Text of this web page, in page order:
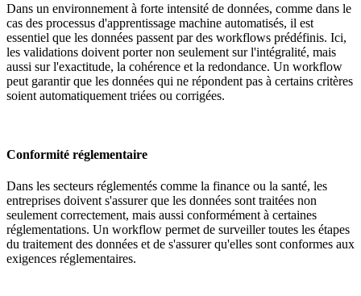
Dans un environnement à forte intensité de données, comme dans le
cas des processus d'apprentissage machine automatisés, il est
essentiel que les données passent par des workflows prédéfinis. Ici,
les validations doivent porter non seulement sur l'intégralité, mais
aussi sur l'exactitude, la cohérence et la redondance. Un workflow
peut garantir que les données qui ne répondent pas à certains critères
soient automatiquement triées ou corrigées.
Conformité réglementaire
Dans les secteurs réglementés comme la finance ou la santé, les
entreprises doivent s'assurer que les données sont traitées non
seulement correctement, mais aussi conformément à certaines
réglementations. Un workflow permet de surveiller toutes les étapes
du traitement des données et de s'assurer qu'elles sont conformes aux
exigences réglementaires.